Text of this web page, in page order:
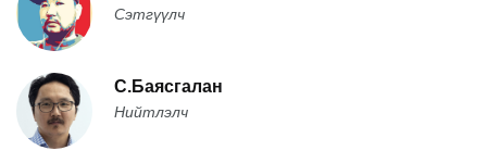
Сэтгүүлч
С.Баясгалан
Нийтлэлч